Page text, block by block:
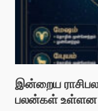
இன்றைய
பலன்கள் உள்ளன